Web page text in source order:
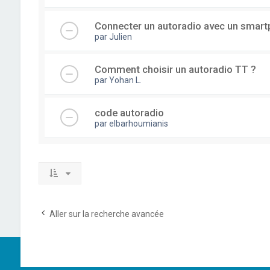
Connecter un autoradio avec un
parJulien
Comment choisir un autoradio TT ?
parYohan L.
code autoradio
parelbarhoumianis
Aller sur la recherche avancée